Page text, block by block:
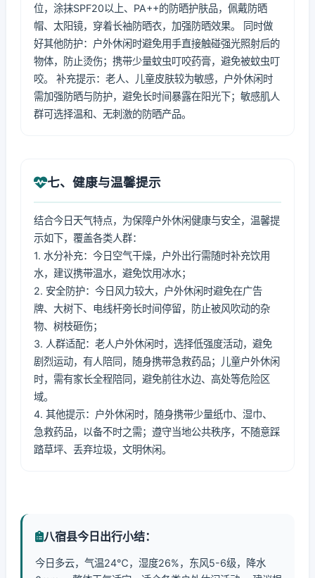
位，涂抹SPF20以上、PA++的防晒护肤品，佩戴防晒
帽、太阳镜，穿着长袖防晒衣，加强防晒效果。 同时做
好其他防护：户外休闲时避免用手直接触碰强光照射后的
物体，防止烫伤；携带少量蚊虫叮咬药膏，避免被蚊虫叮
咬。 补充提示：老人、儿童皮肤较为敏感，户外休闲时
需加强防晒与防护，避免长时间暴露在阳光下；敏感肌人
群可选择温和、无刺激的防晒产品。
七、健康与温馨提示
结合今日天气特点，为保障户外休闲健康与安全，温馨提
示如下，覆盖各类人群：
1. 水分补充：今日空气干燥，户外出行需随时补充饮用
水，建议携带温水，避免饮用冰水；
2. 安全防护：今日风力较大，户外休闲时避免在广告
牌、大树下、电线杆旁长时间停留，防止被风吹动的杂
物、树枝砸伤；
3. 人群适配：老人户外休闲时，选择低强度活动，避免
剧烈运动，有人陪同，随身携带急救药品；儿童户外休闲
时，需有家长全程陪同，避免前往水边、高处等危险区
域。
4. 其他提示：户外休闲时，随身携带少量纸巾、湿巾、
急救药品，以备不时之需；遵守当地公共秩序，不随意踩
踏草坪、丢弃垃圾，文明休闲。
八宿县今日出行小结：
今日多云，气温24℃，湿度26%，东风5-6级，降水